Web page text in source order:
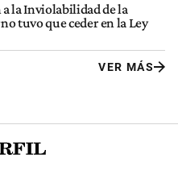
a la Inviolabilidad de la
tuvo que ceder en la Ley
VER MÁS